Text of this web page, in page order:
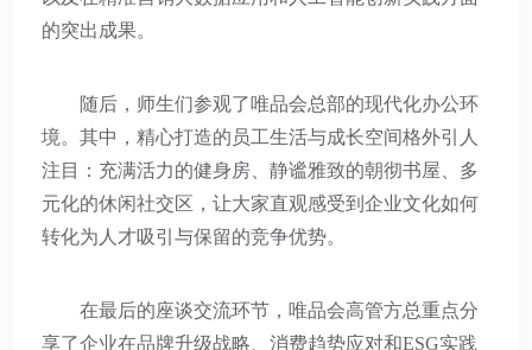
的突出成果。
随后，师生们参观了唯品会总部的现代化办公环
境。其中，精心打造的员工生活与成长空间格外引人
注目：充满活力的健身房、静谧雅致的朝彻书屋、多
元化的休闲社交区，让大家直观感受到企业文化如何
转化为人才吸引与保留的竞争优势。
在最后的座谈交流环节，唯品会高管方总重点分
享了企业在品牌升级战略、消费趋势应对和ESG实践